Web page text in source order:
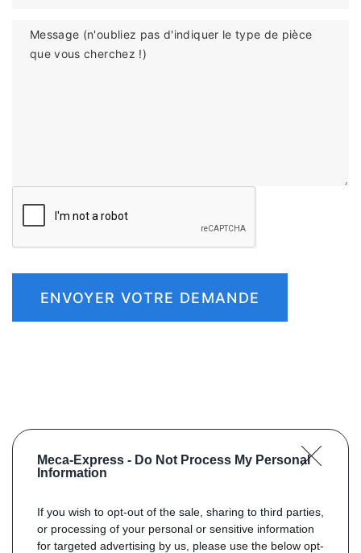
Meca-Express - Do Not Process My Personal
Information
If you wish to opt-out of the sale, sharing to third parties,
or processing of your personal or sensitive information
for targeted advertising by us, please use the below opt-
Message (n'oubliez pas d'indiquer le type de pièce
que vous cherchez !)
ENVOYER VOTRE DEMANDE